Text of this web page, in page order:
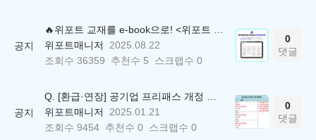
공지
위포트매니저
2025.08.22
조회수 36359 추천수 5 스크랩수 0
0
댓글
공지
위포트매니저
2025.01.21
조회수 9454 추천수 0 스크랩수 0
0
댓글